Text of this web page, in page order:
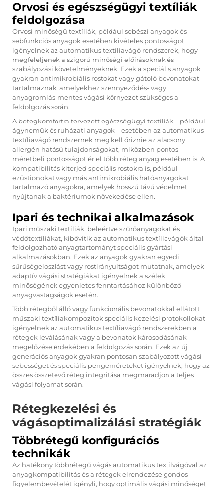
Orvosi és egészségügyi textíliák
feldolgozása
Orvosi minőségű textíliák, például sebészi anyagok és
sebfunkciós anyagok esetében kivételes pontosságot
igényelnek az automatikus textíliavágó rendszerek, hogy
megfeleljenek a szigorú minőségi előírásoknak és
szabályozási követelményeknek. Ezek a speciális anyagok
gyakran antimikrobiális rostokat vagy gátoló bevonatokat
tartalmaznak, amelyekhez szennyeződés- vagy
anyagromlás-mentes vágási környezet szükséges a
feldolgozás során.
A betegkomfortra tervezett egészségügyi textíliák – például
ágyneműk és ruházati anyagok – esetében az automatikus
textíliavágó rendszernek meg kell őriznie az alacsony
allergén hatású tulajdonságokat, miközben pontos
méretbeli pontosságot ér el több réteg anyag esetében is. A
kompatibilitás kiterjed speciális rostokra is, például
ezüstionokat vagy más antimikrobiális hatóanyagokat
tartalmazó anyagokra, amelyek hosszú távú védelmet
nyújtanak a baktériumok növekedése ellen.
Ipari és technikai alkalmazások
Ipari műszaki textíliák, beleértve szűrőanyagokat és
védőtextíliákat, kibővítik az automatikus textíliavágók által
feldolgozható anyagtartományt speciális gyártási
alkalmazásokban. Ezek az anyagok gyakran egyedi
sűrűségeloszlást vagy rostirányultságot mutatnak, amelyek
adaptív vágási stratégiákat igényelnek a szélek
minőségének egyenletes fenntartásához különböző
anyagvastagságok esetén.
Több rétegből álló vagy funkcionális bevonatokkal ellátott
műszaki textíliakompozitok speciális kezelési protokollokat
igényelnek az automatikus textíliavágó rendszerekben a
rétegek leválásának vagy a bevonatok károsodásának
megelőzése érdekében a feldolgozás során. Ezek az új
generációs anyagok gyakran pontosan szabályozott vágási
sebességet és speciális pengeméreteket igényelnek, hogy az
összes összetevő réteg integritása megmaradjon a teljes
vágási folyamat során.
Rétegkezelési és
vágásoptimalizálási stratégiák
Többrétegű konfigurációs
technikák
Az hatékony többrétegű vágás automatikus textílvágóval az
anyagkompatibilitás és a rétegek elrendezése gondos
figyelembevételét igényli, hogy optimális vágási minőséget